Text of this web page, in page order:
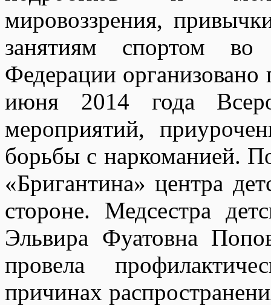
мировоззрения,
занятиям спортом во
Федерации
июня 2014 года
мероприятий,
борьбы с наркоманией.
«Бригантина» центра
стороне. Медсестра
Эльвира Фуатовна
провела
причинах